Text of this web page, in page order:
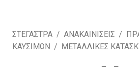
ΣΤΕΓΑΣΤΡΑ / ΑΝΑΚΑΙΝΙΣΕΙΣ /
ΚΑΥΣΙΜΩΝ / ΜΕΤΑΛΛΙΚΕΣ